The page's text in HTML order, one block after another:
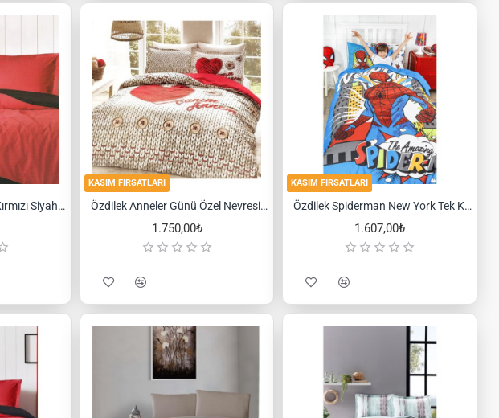
Özdilek Colormix Düz Kırmızı Siyah Çift Kişilik Nevresim Takımı
KASIM FIRSATLARI
Özdilek Anneler Günü Özel Nevresim Takımı Mother's Love
1.750,00₺
KASIM FIRSATLARI
Özdilek Spiderman New York Tek Kişilik Disney Lisanslı Lastikli Fitted Çarşaf Çocuk Nevresim Takımı
1.607,00₺